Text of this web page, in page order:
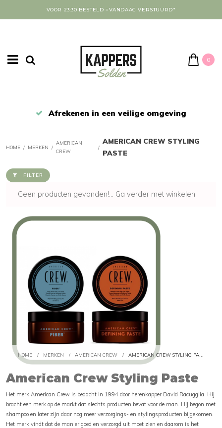
VOOR 23:30 BESTELD =VANDAAG VERSTUURD*
0
Afrekenen in een veilige omgeving
HOME / MERKEN /
AMERICAN
CREW
/
AMERICAN CREW STYLING
PASTE
FILTER
Geen producten gevonden!... Ga verder met winkelen
HOME / MERKEN / AMERICAN CREW / AMERICAN CREW STYLING PASTE
American Crew Styling Paste
Het merk American Crew is bedacht in 1994 door herenkapper David Racugglia. Hij
bracht een merk op de markt dat slechts producten bevat voor de man. Hij begon met
shampoo en later zijn daar nog meer verzorgings- en stylingsproducten bijgekomen.
Het merk vindt dat de man er goed en verzorgd uit moet zien en daarom is het